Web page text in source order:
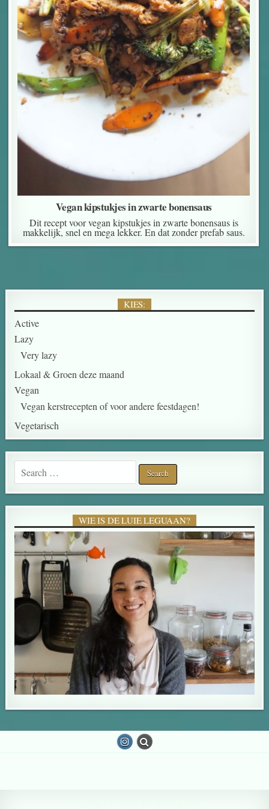
Vegan kipstukjes in zwarte bonensaus
Dit recept voor vegan kipstukjes in zwarte bonensaus is
makkelijk, snel en mega lekker. En dat zonder prefab saus.
KIES:
Active
Lazy
Very lazy
Lokaal & Groen deze maand
Vegan
Vegan kerstrecepten of voor andere feestdagen!
Vegetarisch
Search for:
WIE IS DE LUIE LEGUAAN?